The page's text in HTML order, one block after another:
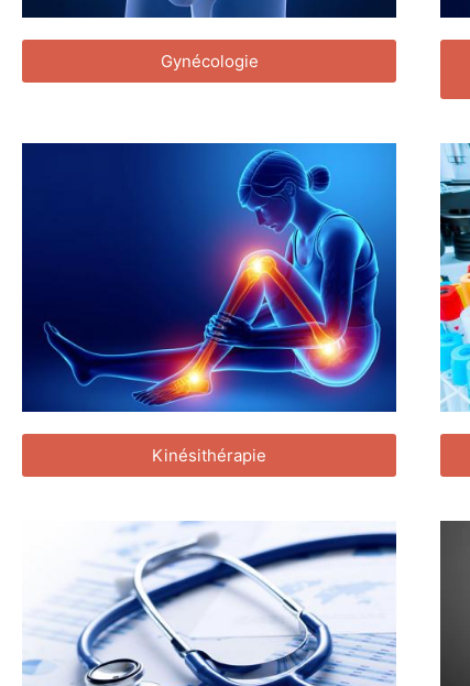
Gynécologie
Kinésithérapie